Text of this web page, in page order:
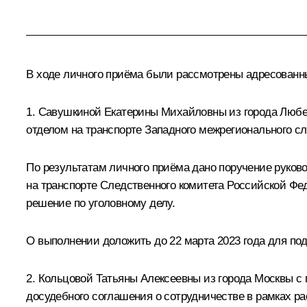
В ходе личного приёма были рассмотрены
1. Савушкиной Екатерины Михайловны из города
отделом на транспорте Западного межрегионального
По результатам личного приёма дано поручение
на транспорте Следственного комитета Российской
решение по уголовному делу.
О выполнении доложить до 22 марта 2023 года для
2. Кольцовой Татьяны Алексеевны из города Москвы
досудебного соглашения о сотрудничестве в рамках